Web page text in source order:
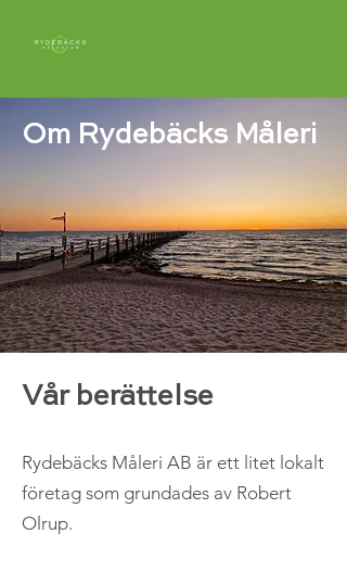
Om Rydebäcks Måleri
Vår berättelse
Rydebäcks Måleri AB är ett litet lokalt
företag som grundades av Robert
Olrup.